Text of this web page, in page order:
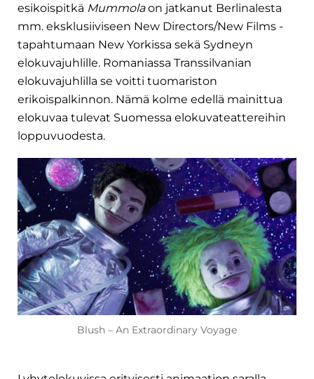
esikoispitkä Mummolaon jatkanut Berlinalesta
mm. eksklusiiviseen New Directors/New Films -
tapahtumaan New Yorkissa sekä Sydneyn
elokuvajuhlille. Romaniassa Transsilvanian
elokuvajuhlilla se voitti tuomariston
erikoispalkinnon. Nämä kolme edellä mainittua
elokuvaa tulevat Suomessa elokuvateattereihin
loppuvuodesta.
Blush – An Extraordinary Voyage